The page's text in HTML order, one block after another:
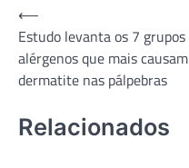
Navegação
de
Post
⟵
Estudo levanta os 7 grupos
alérgenos que mais causam
dermatite nas pálpebras
Relacionados